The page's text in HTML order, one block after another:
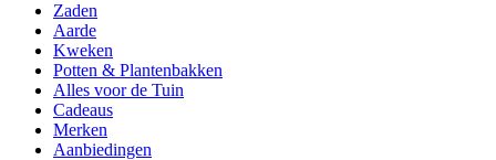
Zaden
Aarde
Kweken
Potten & Plantenbakken
Alles voor de Tuin
Cadeaus
Merken
Aanbiedingen